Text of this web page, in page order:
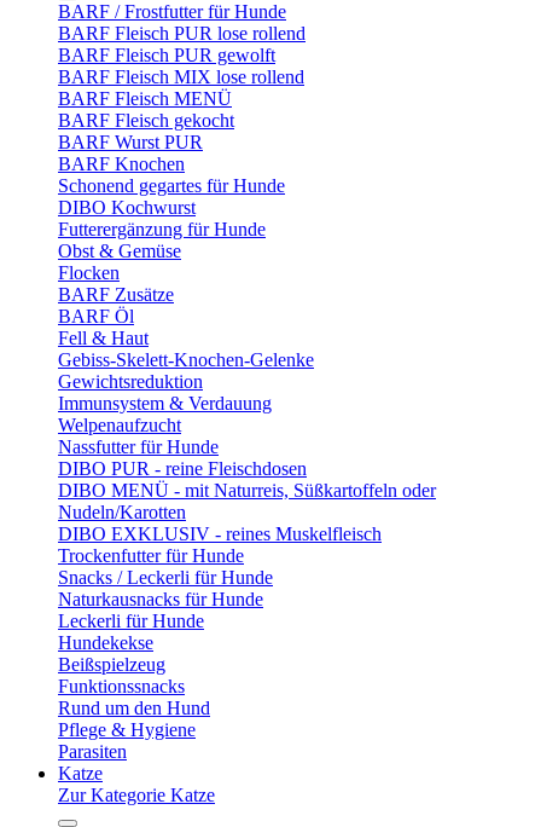
BARF / Frostfutter für Hunde
BARF Fleisch PUR lose rollend
BARF Fleisch PUR gewolft
BARF Fleisch MIX lose rollend
BARF Fleisch MENÜ
BARF Fleisch gekocht
BARF Wurst PUR
BARF Knochen
Schonend gegartes für Hunde
DIBO Kochwurst
Futterergänzung für Hunde
Obst & Gemüse
Flocken
BARF Zusätze
BARF Öl
Fell & Haut
Gebiss-Skelett-Knochen-Gelenke
Gewichtsreduktion
Immunsystem & Verdauung
Welpenaufzucht
Nassfutter für Hunde
DIBO PUR - reine Fleischdosen
DIBO MENÜ - mit Naturreis, Süßkartoffeln oder
Nudeln/Karotten
DIBO EXKLUSIV - reines Muskelfleisch
Trockenfutter für Hunde
Snacks / Leckerli für Hunde
Naturkausnacks für Hunde
Leckerli für Hunde
Hundekekse
Beißspielzeug
Funktionssnacks
Rund um den Hund
Pflege & Hygiene
Parasiten
Katze
Zur Kategorie Katze